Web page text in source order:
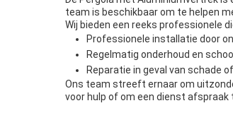
team is beschikbaar om te helpen
Wij bieden een reeks professionele
Professionele installatie door
Regelmatig onderhoud en
Reparatie in geval van schade
Ons team streeft ernaar om
voor hulp of om een dienst afspraak